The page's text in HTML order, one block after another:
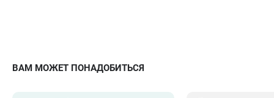
ВАМ МОЖЕТ ПОНАДОБИТЬСЯ